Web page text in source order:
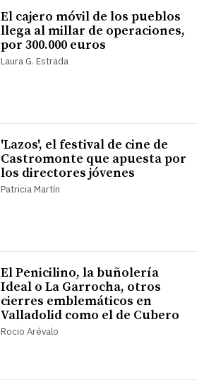
El cajero móvil de los pueblos
llega al millar de operaciones,
por 300.000 euros
Laura G. Estrada
'Lazos', el festival de cine de
Castromonte que apuesta por
los directores jóvenes
Patricia Martín
El Penicilino, la buñolería
Ideal o La Garrocha, otros
cierres emblemáticos en
Valladolid como el de Cubero
Rocio Arévalo